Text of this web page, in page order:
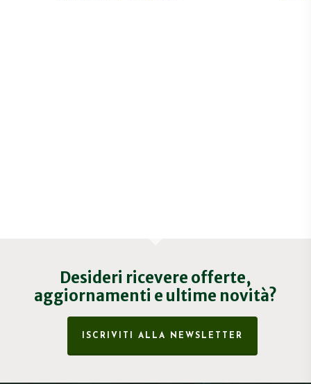
Desideri ricevere offerte,
aggiornamenti e ultime novità?
ISCRIVITI ALLA NEWSLETTER